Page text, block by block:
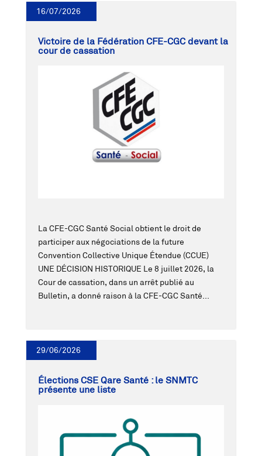
Victoire de la Fédération CFE-CGC devant la
cour de cassation
La CFE-CGC Santé Social obtient le droit de
participer aux négociations de la future
Convention Collective Unique Étendue (CCUE)
UNE DÉCISION HISTORIQUE Le 8 juillet 2026, la
Cour de cassation, dans un arrêt publié au
Bulletin, a donné raison à la CFE-CGC Santé...
16/07/2026
Élections CSE Qare Santé : le SNMTC
présente une liste
29/06/2026